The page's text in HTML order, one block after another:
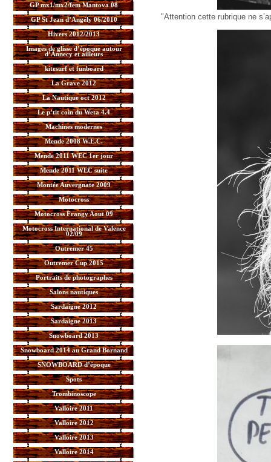
GP mx1/mx2/fem Mantova 08
GP St Jean d’Angély 06/2010
Hivers 2012/2013
Images de glisse d’époque autour
d’Annecy et ailleurs
kitesurf et funboard
La Grave 2012
La Nautique oct 2012
Le p’tit coin du Weta 4.4
Machines modernes
Mende 2008 W.E.C.
Mende 2011 WEC 1er jour
Mende 2011 WEC suite
Montée Auvergnate 2009
Motocross
Motocross Frangy Aout 09
Motocross International de Valence
02/09
Outremer 45
Outremer Cup 2015
Portraits de photographes
Salons nautiques
Sardaigne 2012
Sardaigne 2013
Snowboard 2013
Snowboard 2014 au Grand Bornand
SNOWBOARD d’époque
Spots
Trombinoscope
Valloire 2011
Valloire 2012
Valloire 2013
Valloire 2014
"Attention cette rubrique ne